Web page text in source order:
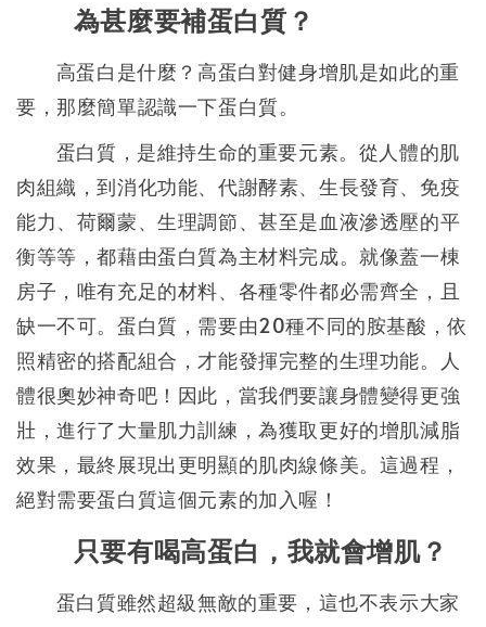
為甚麼要補蛋白質？
高蛋白是什麼？高蛋白對健身增肌是如此的重
要，那麼簡單認識一下蛋白質。
蛋白質，是維持生命的重要元素。從人體的肌
肉組織，到消化功能、代謝酵素、生長發育、免疫
能力、荷爾蒙、生理調節、甚至是血液滲透壓的平
衡等等，都藉由蛋白質為主材料完成。就像蓋一棟
房子，唯有充足的材料、各種零件都必需齊全，且
缺一不可。蛋白質，需要由20種不同的胺基酸，依
照精密的搭配組合，才能發揮完整的生理功能。人
體很奧妙神奇吧！因此，當我們要讓身體變得更強
壯，進行了大量肌力訓練，為獲取更好的增肌減脂
效果，最終展現出更明顯的肌肉線條美。這過程，
絕對需要蛋白質這個元素的加入喔！
只要有喝高蛋白，我就會增肌？
蛋白質雖然超級無敵的重要，這也不表示大家